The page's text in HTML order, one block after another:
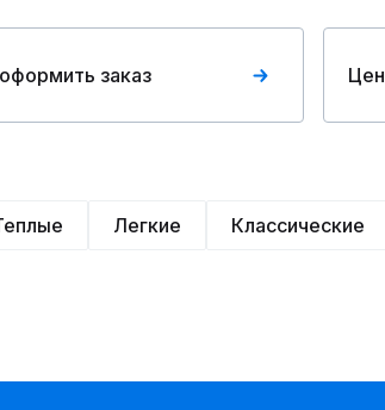
заказ
Легкие Классические